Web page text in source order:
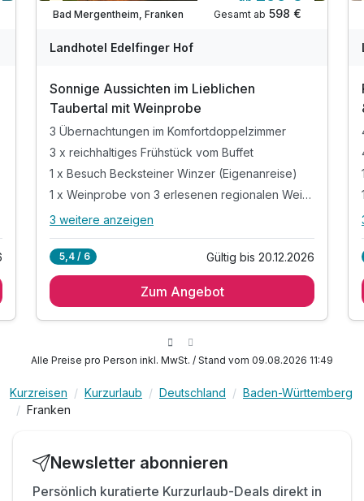
Bad Mergentheim, Franken
Gesamt ab 598 €
Landhotel Edelfinger Hof
Sonnige Aussichten im Lieblichen
Taubertal mit Weinprobe
3 Übernachtungen im Komfortdoppelzimmer
3 x reichhaltiges Frühstück vom Buffet
1 x Besuch Becksteiner Winzer (Eigenanreise)
1 x Weinprobe von 3 erlesenen regionalen Weinen
Alle Inklusivleistungen
3 x reichhaltiges Frühstück vom Buffet
inkl. Nutzung hoteleigener Sauna
inkl. WLAN
3 weitere anzeigen
5,4 / 6 Gültig bis 20.12.2026
Zum Angebot
Alle Preise pro Person inkl. MwSt. / Stand vom 09.08.2026 11:49
Kurzreisen Kurzurlaub Deutschland
Baden-Württemberg
Franken
Newsletter abonnieren
Persönlich kuratierte Kurzurlaub-Deals direkt in